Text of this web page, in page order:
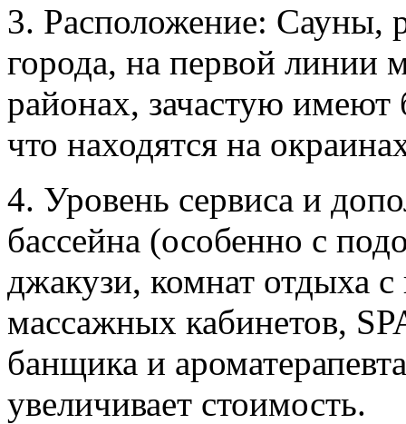
3. Расположение: Сауны,
города, на первой линии
районах, зачастую
что находятся на
4. Уровень сервиса и
бассейна (особенно с
джакузи, комнат отдыха
массажных кабинетов,
банщика и
увеличивает стоимость.